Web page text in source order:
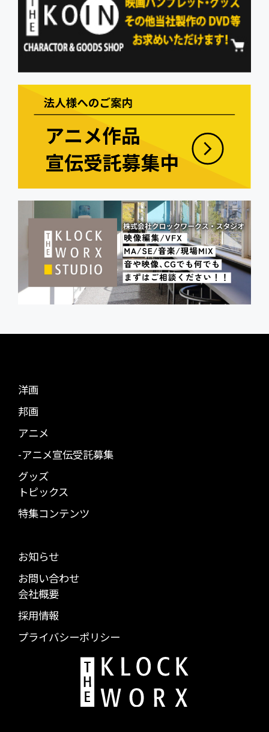
洋画
邦画
アニメ
-アニメ宣伝受託募集
グッズ
トピックス
特集コンテンツ
お知らせ
お問い合わせ
会社概要
採用情報
プライバシーポリシー